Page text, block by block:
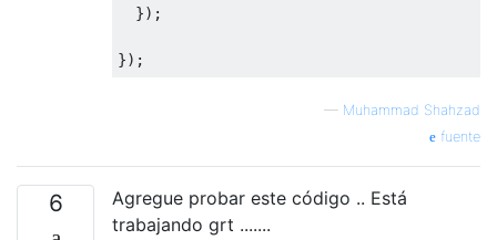
});
});
— Muhammad Shahzad
fuente
6
Agregue probar este código .. Está
trabajando grt .......